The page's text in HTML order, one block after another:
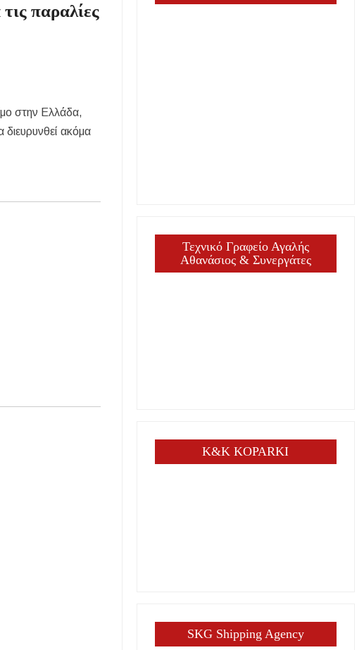
παραλίες
στην Ελλάδα,
διευρυνθεί ακόμα
Τεχνικό Γραφείο Αγαλής
Αθανάσιος & Συνεργάτες
K&K KOPARKI
SKG Shipping Agency